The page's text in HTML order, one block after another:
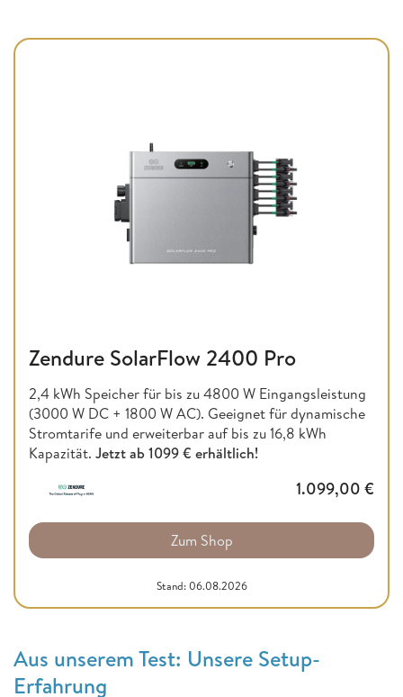
Zendure SolarFlow 2400 Pro
2,4 kWh Speicher für bis zu 4800 W Eingangsleistung
(3000 W DC + 1800 W AC). Geeignet für dynamische
Stromtarife und erweiterbar auf bis zu 16,8 kWh
Kapazität. Jetzt ab1099 € erhältlich!
1.099,00 €
Zum Shop
Stand: 06.08.2026
Aus unserem Test: Unsere Setup-
Erfahrung